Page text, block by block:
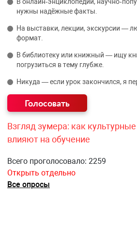
В онлайн‑энциклопедии,
нужны надёжные факты.
На выставки, лекции, экскурсии —
формат.
В библиотеку или книжный — ищу
погрузиться в тему глубже.
Никуда — если урок закончился, я
Взгляд зумера: как
влияют на обучение
Всего проголосовало: 2259
Открыть отдельно
Все опросы